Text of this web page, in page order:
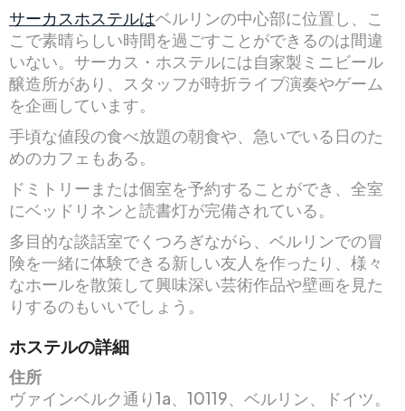
サーカスホステルはベルリンの中心部に位置し、こ
こで素晴らしい時間を過ごすことができるのは間違
いない。サーカス・ホステルには自家製ミニビール
醸造所があり、スタッフが時折ライブ演奏やゲーム
を企画しています。
手頃な値段の食べ放題の朝食や、急いでいる日のた
めのカフェもある。
ドミトリーまたは個室を予約することができ、全室
にベッドリネンと読書灯が完備されている。
多目的な談話室でくつろぎながら、ベルリンでの冒
険を一緒に体験できる新しい友人を作ったり、様々
なホールを散策して興味深い芸術作品や壁画を見た
りするのもいいでしょう。
ホステルの詳細
住所
ヴァインベルク通り1a、10119、ベルリン、ドイツ。